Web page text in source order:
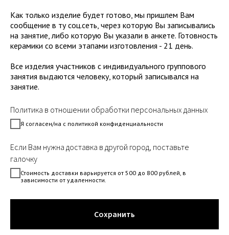
Как только изделие будет готово, мы пришлем Вам
сообщение в ту соц.сеть, через которую Вы записывались
на занятие, либо которую Вы указали в анкете. Готовность
керамики со всеми этапами изготовления - 21 день.
Все изделия участников с индивидуального группового
занятия выдаются человеку, который записывался на
занятие.
Политика в отношении обработки персональных данных
Я согласен/на с политикой конфиденциальности
Если Вам нужна доставка в другой город, поставьте
галочку
Стоимость доставки варьируется от 500 до 800 рублей, в
зависимости от удаленности.
Сохранить